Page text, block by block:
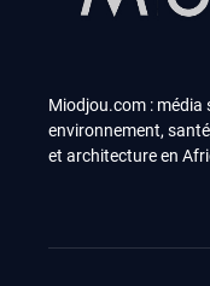
Miodjou.com : média
environnement,
et architecture en